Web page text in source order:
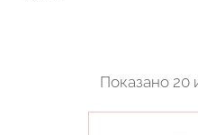
Показано 20